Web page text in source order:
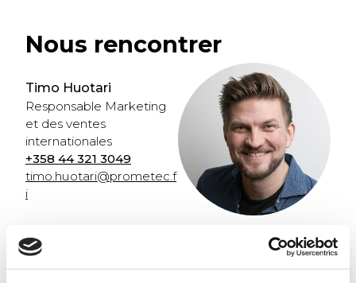
Nous rencontrer
Timo Huotari
Responsable Marketing
et des ventes
internationales
+358 44 321 3049
timo.huotari@prometec.f
i